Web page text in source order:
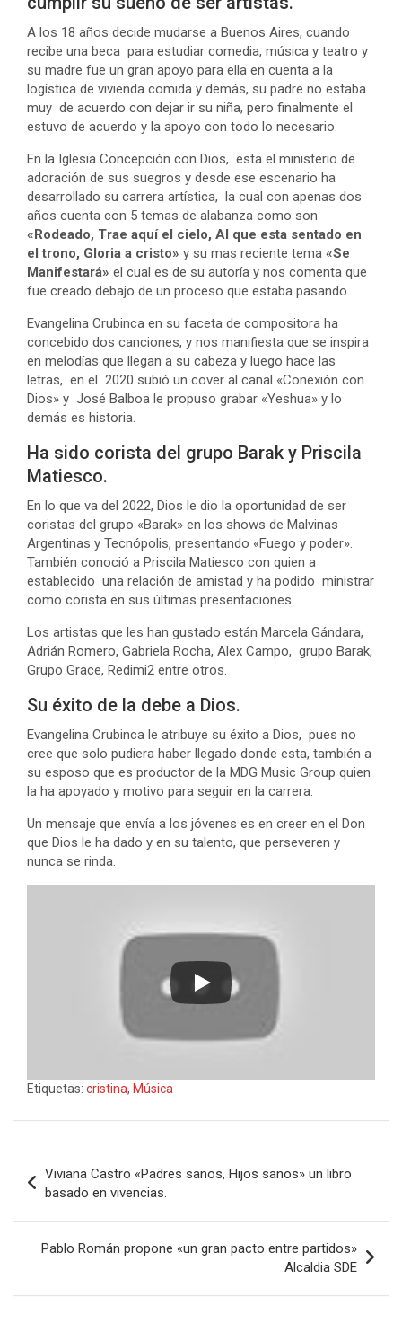
A los 18 años decide mudarse a Buenos Aires, cuando
recibe una beca para estudiar comedia, música y teatro y
su madre fue un gran apoyo para ella en cuenta a la
logística de vivienda comida y demás, su padre no estaba
muy de acuerdo con dejar ir su niña, pero finalmente el
estuvo de acuerdo y la apoyo con todo lo necesario.
En la Iglesia Concepción con Dios, esta el ministerio de
adoración de sus suegros y desde ese escenario ha
desarrollado su carrera artística, la cual con apenas dos
años cuenta con 5 temas de alabanza como son
«Rodeado, Trae aquí el cielo, Al que esta sentado en
el trono, Gloria a cristo» y su mas reciente tema «Se
Manifestará» el cual es de su autoría y nos comenta que
fue creado debajo de un proceso que estaba pasando.
Evangelina Crubinca en su faceta de compositora ha
concebido dos canciones, y nos manifiesta que se inspira
en melodías que llegan a su cabeza y luego hace las
letras, en el 2020 subió un cover al canal «Conexión con
Dios» y José Balboa le propuso grabar «Yeshua» y lo
demás es historia.
Ha sido corista del grupo Barak y Priscila
Matiesco.
En lo que va del 2022, Dios le dio la oportunidad de ser
coristas del grupo «Barak» en los shows de Malvinas
Argentinas y Tecnópolis, presentando «Fuego y poder».
También conoció a Priscila Matiesco con quien a
establecido una relación de amistad y ha podido ministrar
como corista en sus últimas presentaciones.
Los artistas que les han gustado están Marcela Gándara,
Adrián Romero, Gabriela Rocha, Alex Campo, grupo Barak,
Grupo Grace, Redimi2 entre otros.
Su éxito de la debe a Dios.
Evangelina Crubinca le atribuye su éxito a Dios, pues no
cree que solo pudiera haber llegado donde esta, también a
su esposo que es productor de la MDG Music Group quien
la ha apoyado y motivo para seguir en la carrera.
Un mensaje que envía a los jóvenes es en creer en el Don
que Dios le ha dado y en su talento, que perseveren y
nunca se rinda.
Etiquetas: cristina, Música
de
entradas
Viviana Castro «Padres sanos, Hijos sanos» un libro
basado en vivencias.
Pablo Román propone «un gran pacto entre partidos»
Alcaldia SDE